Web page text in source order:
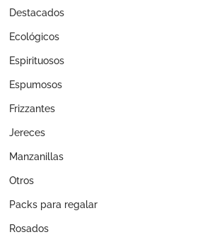
Destacados
Ecológicos
Espirituosos
Espumosos
Frizzantes
Jereces
Manzanillas
Otros
Packs para regalar
Rosados